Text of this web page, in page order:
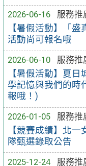
2026-06-16
服務推
【暑假活動】「盛
活動尚可報名哦
2026-06-10
服務推
【暑假活動】夏
學記憶與我們的時
報哦！)
2026-01-05
服務推
【競賽成績】北
隊甄選錄取公告
2025-12-24
服務推